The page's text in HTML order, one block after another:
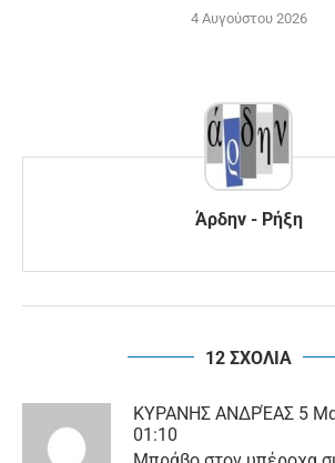
4 Αυγούστου 2026
Άρδην - Ρήξη
12 ΣΧΟΛΙΑ
ΚΥΡΑΝΗΣ ΑΝΔΡΈΑΣ 5
01:10